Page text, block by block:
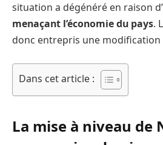
situation a dégénéré en raison
menaçant l’économie du pays.
donc entrepris une modification
Dans cet article :
La mise à niveau de